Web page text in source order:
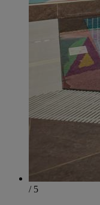
/ 5